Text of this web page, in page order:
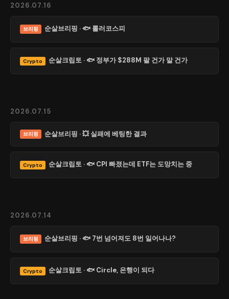
2026.07.16
브리핑 순살브리핑 · 🐟 롤러코스피
Crypto 순살크립토 · 🐟 정부가 $288M 팔 건가 말 건가
2026.07.15
브리핑 순살브리핑 · 💥 실패에 베팅한 결과
Crypto 순살크립토 · 🐟 CPI 빠졌는데 ETF는 도망치는 중
2026.07.14
브리핑 순살브리핑 · 🐟 7번 넘어져도 8번 일어나나?
Crypto 순살크립토 · 🐟 Circle, 은행이 되다